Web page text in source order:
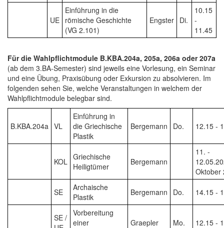
UE
Einführung in die
römische Geschichte
(VG 2.101)
Engster Di.
10.15
-
11.45
Für die Wahlpflichtmodule B.KBA.204a, 205a, 206a oder 207a
(ab dem 3.BA-Semester) sind jeweils eine Vorlesung, ein Seminar
und eine Übung, Praxisübung oder Exkursion zu absolvieren. Im
folgenden sehen Sie, welche Veranstaltungen in welchem der
Wahlpflichtmodule belegbar sind.
B.KBA.204a VL
Einführung in
die Griechische
Plastik
Bergemann Do. 12.15 -
KOL Griechische
Heiligtümer
Bergemann
11. -
Oktober
SE
Archaische
Plastik
Bergemann Do. 14.15 -
SE / Vorbereitung
einer
Graepler Mo. 12.15 -